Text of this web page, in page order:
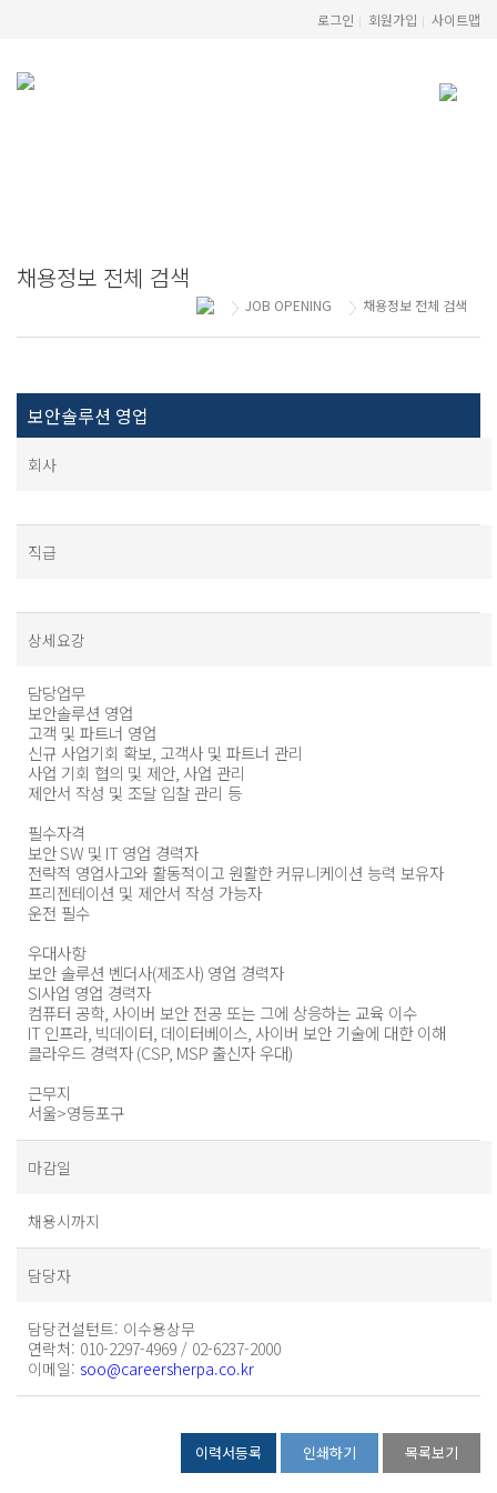
로그인 회원가입 사이트맵
채용정보 전체 검색
JOB OPENING 채용정보 전체 검색
보안솔루션 영업
회사
직급
상세요강
담당업무
보안솔루션 영업
고객 및 파트너 영업
신규 사업기회 확보, 고객사 및 파트너 관리
사업 기회 협의 및 제안, 사업 관리
제안서 작성 및 조달 입찰 관리 등
필수자격
보안SW 및 IT영업 경력자
전략적 영업사고와 활동적이고 원활한 커뮤니케이션 능력 보유자
프리젠테이션 및 제안서 작성 가능자
운전 필수
우대사항
보안 솔루션 벤더사(제조사) 영업 경력자
SI사업 영업 경력자
컴퓨터 공학, 사이버 보안 전공 또는 그에 상응하는 교육 이수
IT인프라, 빅데이터, 데이터베이스, 사이버 보안 기술에 대한 이해
클라우드 경력자(CSP, MSP출신자 우대)
근무지
서울>영등포구
마감일
채용시까지
담당자
담당컨설턴트: 이수용상무
연락처: 010-2297-4969 / 02-6237-2000
이메일: soo@careersherpa.co.kr
이력서등록 인쇄하기 목록보기